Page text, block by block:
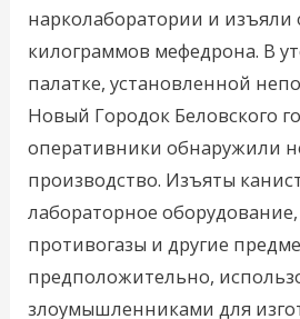
нарколаборатории и изъяли
килограммов мефедрона. В
палатке, установленной
Новый Городок Беловского
оперативники обнаружили
производство. Изъяты
лабораторное оборудование,
противогазы и другие
предположительно,
злоумышленниками для